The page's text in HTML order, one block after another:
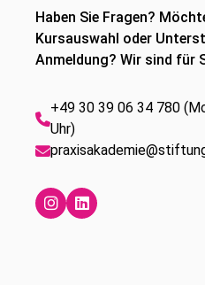
Haben Sie Fragen?
Kursauswahl oder
Anmeldung? Wir sind für
+49 30 39 06 34 780
Uhr)